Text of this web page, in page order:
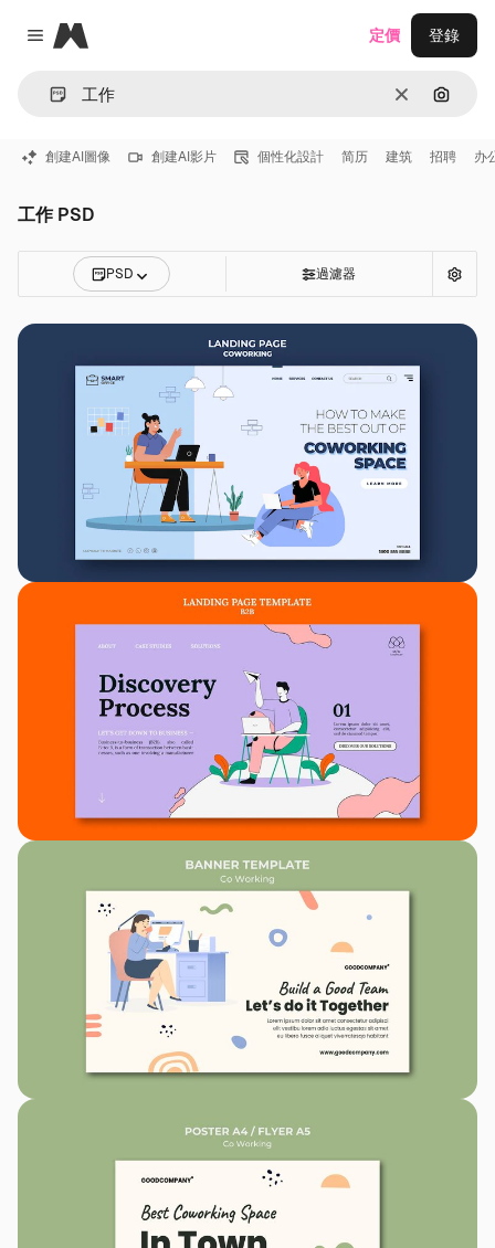
Close menu
Magnific
清除 通過圖
定價 登錄
創建AI圖像 創建AI影片 個性化設計 简历 建筑 招聘 办
工作 PSD
PSD 過濾器